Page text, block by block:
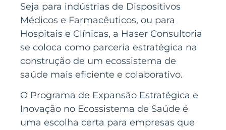
Seja para indústrias de Dispositivos
Médicos e Farmacêuticos, ou para
Hospitais e Clínicas, a Haser Consultoria
se coloca como parceria estratégica na
construção de um ecossistema de
saúde mais eficiente e colaborativo.
O Programa de Expansão Estratégica e
Inovação no Ecossistema de Saúde é
uma escolha certa para empresas que